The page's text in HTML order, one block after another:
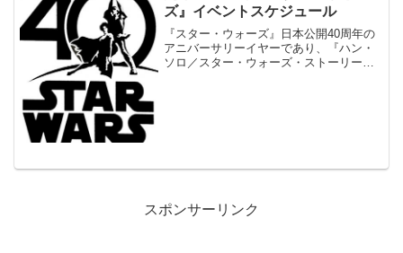
ズ』イベントスケジュール
『スター・ウォーズ』日本公開40周年の
アニバーサリーイヤーであり、『ハン・
ソロ／スター・ウォーズ・ストーリー』
スポンサーリンク